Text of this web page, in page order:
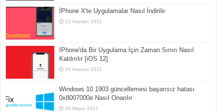
İPhone X'te Uygulamalar Nasıl İndirilir
12 Haziran 2021
İPhone'da Bir Uygulama İçin Zaman Sınırı Nasıl
Kaldırılır [iOS 12]
24 Haziran 2021
Windows 10 1903 güncellemesi başarısız hatası
0x8007000e Nasıl Onarılır
28 Mayıs 2021